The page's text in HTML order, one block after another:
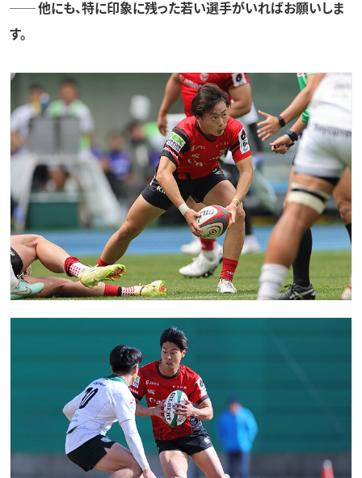
── 他にも、特に印象に残った若い選手がいればお願いしま
す。